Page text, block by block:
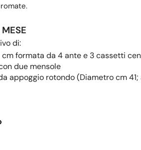
di:
formata da 4 ante e 3 cassetti
due mensole
appoggio rotondo (Diametro cm 41;